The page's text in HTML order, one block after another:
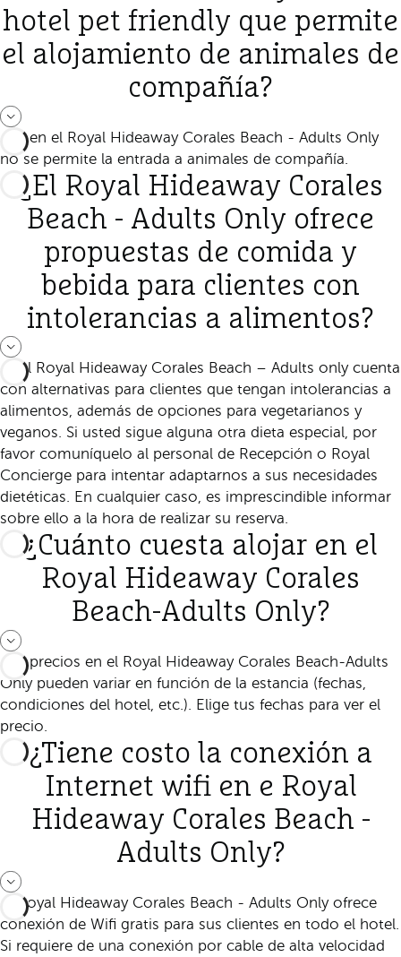
hotel pet friendly que permite
el alojamiento de animales de
compañía?
No, en el Royal Hideaway Corales Beach - Adults Only
no se permite la entrada a animales de compañía.
¿El Royal Hideaway Corales
Beach - Adults Only ofrece
propuestas de comida y
bebida para clientes con
intolerancias a alimentos?
Sí, el Royal Hideaway Corales Beach – Adults only cuenta
con alternativas para clientes que tengan intolerancias a
alimentos, además de opciones para vegetarianos y
veganos. Si usted sigue alguna otra dieta especial, por
favor comuníquelo al personal de Recepción o Royal
Concierge para intentar adaptarnos a sus necesidades
dietéticas. En cualquier caso, es imprescindible informar
sobre ello a la hora de realizar su reserva.
¿Cuánto cuesta alojar en el
Royal Hideaway Corales
Beach-Adults Only?
Los precios en el Royal Hideaway Corales Beach-Adults
Only pueden variar en función de la estancia (fechas,
condiciones del hotel, etc.). Elige tus fechas para ver el
precio.
¿Tiene costo la conexión a
Internet wifi en e Royal
Hideaway Corales Beach -
Adults Only?
El Royal Hideaway Corales Beach - Adults Only ofrece
conexión de Wifi gratis para sus clientes en todo el hotel.
Si requiere de una conexión por cable de alta velocidad